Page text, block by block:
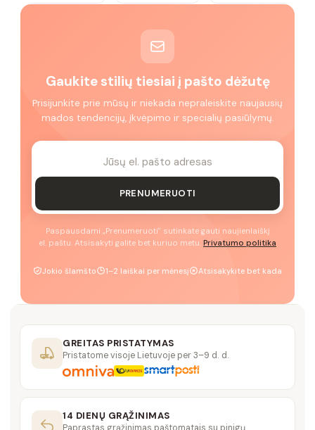
Gaukite stilių tiesiai į pašto dėžutę
Prisijunkite prie mūsų ir niekada nepraleiskite naujausių
mados tendencijų, įkvėpimo ir specialių pasiūlymų.
PRENUMERUOTI
Paspausdami „Prenumeruoti" sutinkate gauti naujienlaiškį
el. paštu. Atsisakyti galite bet kuriuo metu. Privatumo politika
Jokio šlamšto 1–2 laiškai per mėnesį Atsisakykite bet kada
GREITAS PRISTATYMAS
Pristatome visoje Lietuvoje per 3–9 d. d.
14 DIENŲ GRĄŽINIMAS
Paprastas grąžinimas paštomatais su pinigų